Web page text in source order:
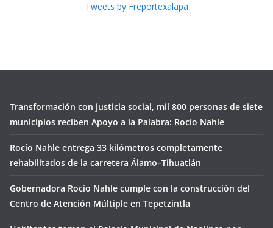
Tweets by Freportexalapa
Transformación con justicia social, mil 800 personas de siete
municipios reciben Apoyo a la Palabra: Rocío Nahle
Rocío Nahle entrega 33 kilómetros completamente
rehabilitados de la carretera Álamo–Tihuatlán
Gobernadora Rocío Nahle cumple con la construcción del
Centro de Atención Múltiple en Tepetzintla